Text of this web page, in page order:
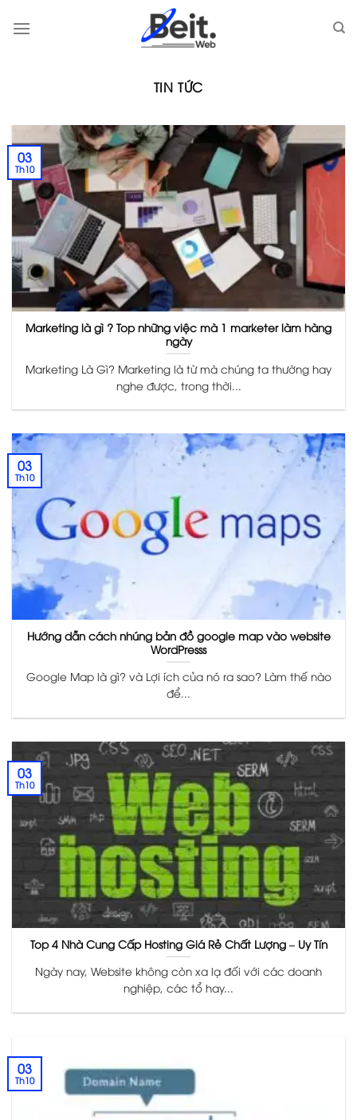
TIN TỨC
Marketing là gì ? Top những việc mà 1 marketer làm hàng
ngày
Marketing Là Gì? Marketing là từ mà chúng ta thường hay
nghe được, trong thời...
03
Th10
Hướng dẫn cách nhúng bản đồ google map vào website
WordPresss
Google Map là gì? và Lợi ích của nó ra sao? Làm thế nào
để...
03
Th10
Top 4 Nhà Cung Cấp Hosting Giá Rẻ Chất Lượng – Uy Tín
Ngày nay, Website không còn xa lạ đối với các doanh
nghiệp, các tổ hay...
03
Th10
03
Th10